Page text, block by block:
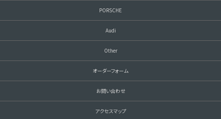
PORSCHE
Audi
Other
オーダーフォーム
お問い合わせ
アクセスマップ